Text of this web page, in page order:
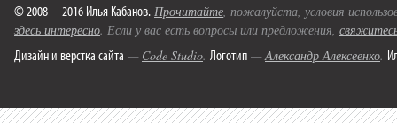
© 2008—2016 Илья Кабанов. Прочитайте, пожалуйста, условия
здесь интересно. Если у вас есть вопросы или предложения,
Дизайн и верстка сайта — Code Studio. Логотип —Александр Алексеенко.